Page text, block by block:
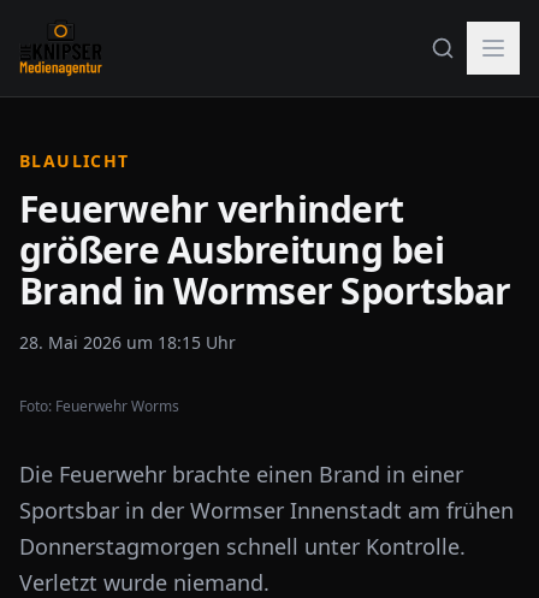
BLAULICHT
Feuerwehr verhindert
größere Ausbreitung bei
Brand in Wormser Sportsbar
28. Mai 2026 um 18:15 Uhr
Foto: Feuerwehr Worms
Die Feuerwehr brachte einen Brand in einer
Sportsbar in der Wormser Innenstadt am frühen
Donnerstagmorgen schnell unter Kontrolle.
Verletzt wurde niemand.